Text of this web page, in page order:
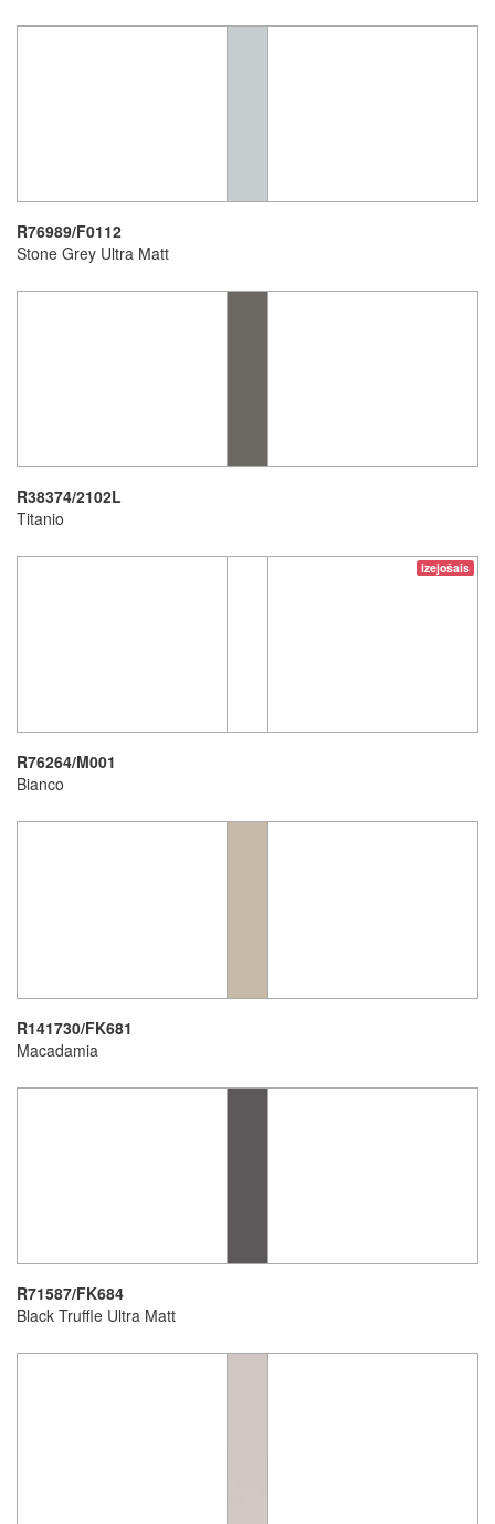
R76989/F0112
Stone Grey Ultra Matt
R38374/2102L
Titanio
izejošais
R76264/M001
Bianco
R141730/FK681
Macadamia
R71587/FK684
Black Truffle Ultra Matt